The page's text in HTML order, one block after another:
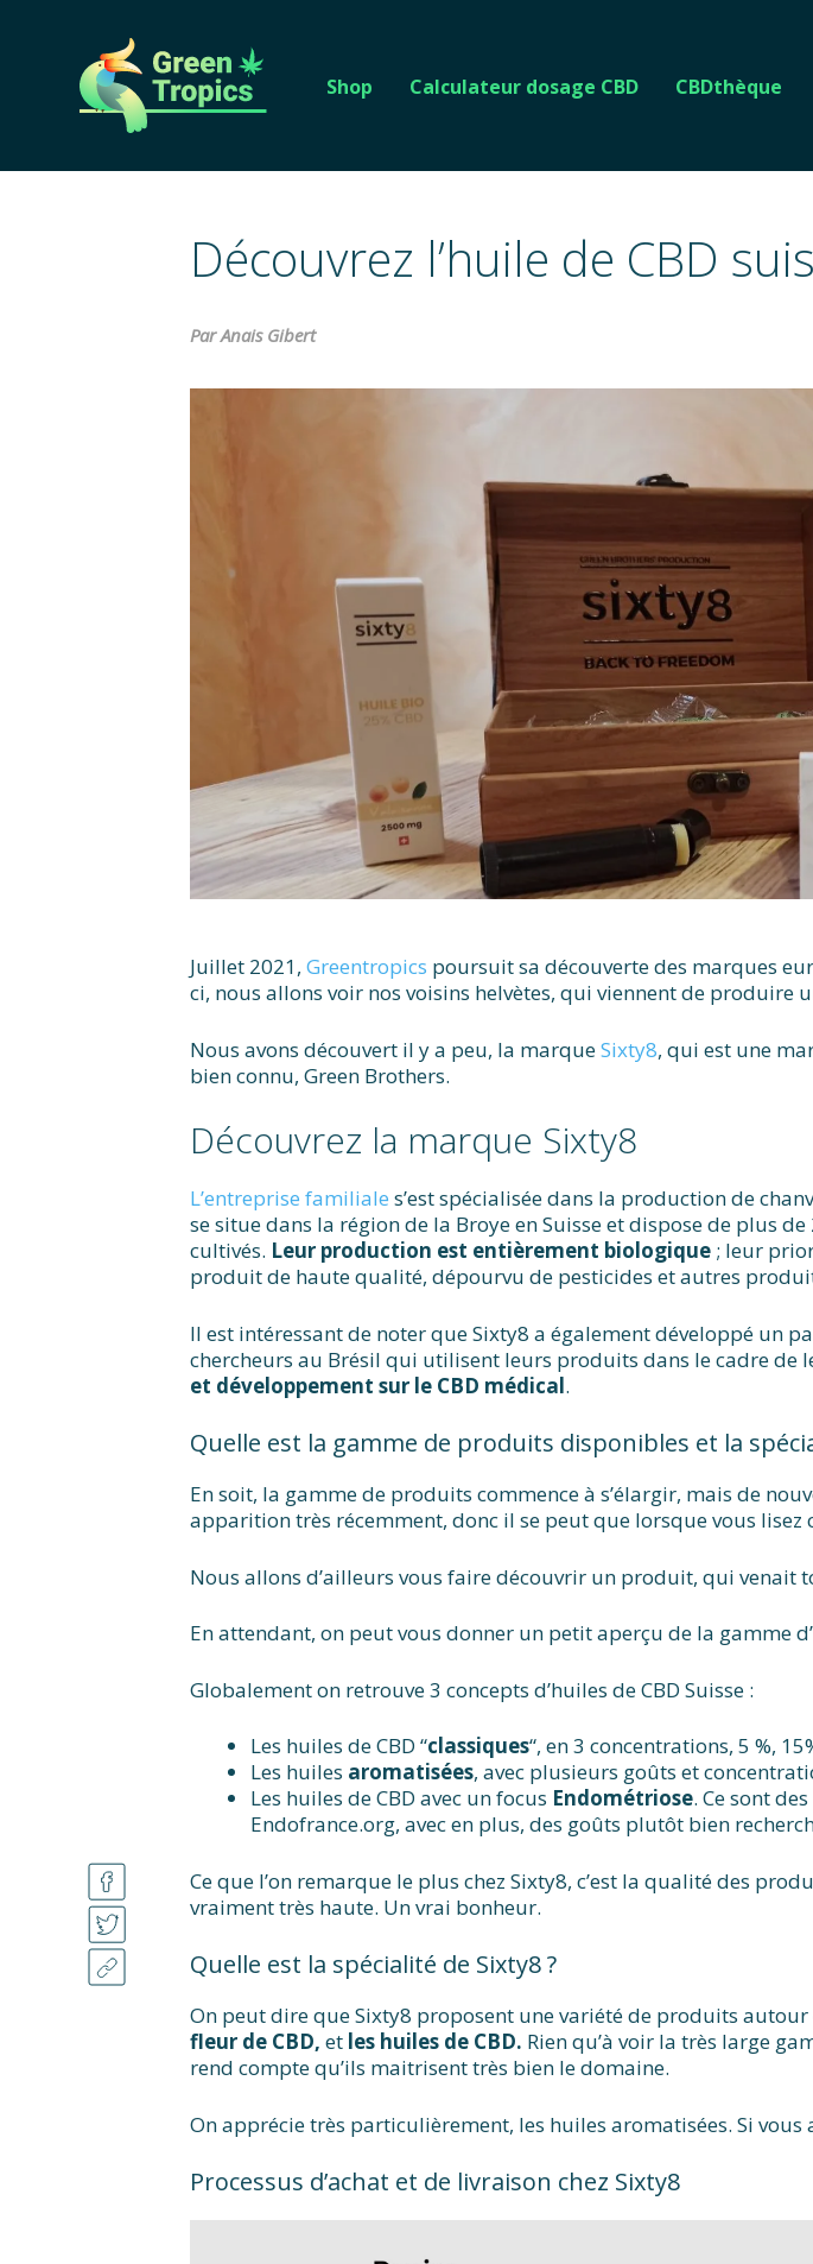
Shop Calculateur dosage CBD CBDthèque
Découvrez l’huile de CBD
Par Anais Gibert
Juillet 2021, Greentropics poursuit sa découverte des marques
ci, nous allons voir nos voisins helvètes, qui viennent de produire
Nous avons découvert il y a peu, la marqueSixty8, qui est une
bien connu, Green Brothers.
Découvrez la marque Sixty8
L’entreprise familiale s’est spécialisée dans la production de
se situe dans la région de la Broye en Suisse et dispose de plus
cultivés. Leur production est entièrement biologique ; leur
produit de haute qualité, dépourvu de pesticides et autres
Il est intéressant de noter que Sixty8 a également développé un
chercheurs au Brésil qui utilisent leurs produits dans le cadre de
et développement sur le CBD médical.
Quelle est la gamme de produits disponibles et la
En soit, la gamme de produits commence à s’élargir, mais de
apparition très récemment, donc il se peut que lorsque vous
Nous allons d’ailleurs vous faire découvrir un produit, qui venait
En attendant, on peut vous donner un petit aperçu de la gamme
Globalement on retrouve 3 concepts d’huiles de CBD Suisse :
Les huiles de CBD “classiques“, en 3 concentrations, 5 %,
Les huiles aromatisées, avec plusieurs goûts et
Les huiles de CBD avec un focus Endométriose. Ce sont
Endofrance.org, avec en plus, des goûts plutôt bien
Ce que l’on remarque le plus chez Sixty8, c’est la qualité des
vraiment très haute. Un vrai bonheur.
Quelle est la spécialité de Sixty8 ?
On peut dire que Sixty8 proposent une variété de produits
fleur de CBD, et les huiles de CBD. Rien qu’à voir la très large
rend compte qu’ils maitrisent très bien le domaine.
On apprécie très particulièrement, les huiles aromatisées. Si vous
Processus d’achat et de livraison chez Sixty8